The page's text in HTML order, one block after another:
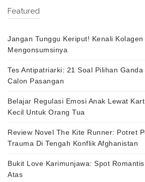
Featured
Jangan Tunggu Keriput! Kenali
Mengonsumsinya
Tes Antipatriarki: 21 Soal Pilihan
Calon Pasangan
Belajar Regulasi Emosi Anak Lewat
Kecil Untuk Orang Tua
Review Novel The Kite Runner: Potret
Trauma Di Tengah Konflik Afghanistan
Bukit Love Karimunjawa: Spot
Atas